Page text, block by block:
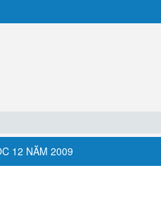
12 NĂM 2009